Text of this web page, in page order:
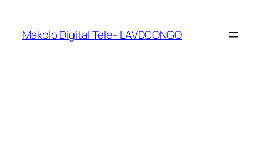
Makolo Digital Tele- LAVDCONGO